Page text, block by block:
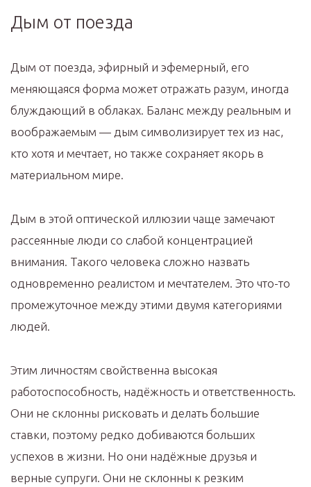
Дым от поезда
Дым от поезда, эфирный и эфемерный, его
меняющаяся форма может отражать разум, иногда
блуждающий в облаках. Баланс между реальным и
воображаемым — дым символизирует тех из нас,
кто хотя и мечтает, но также сохраняет якорь в
материальном мире.
Дым в этой оптической иллюзии чаще замечают
рассеянные люди со слабой концентрацией
внимания. Такого человека сложно назвать
одновременно реалистом и мечтателем. Это что-то
промежуточное между этими двумя категориями
людей.
Этим личностям свойственна высокая
работоспособность, надёжность и ответственность.
Они не склонны рисковать и делать большие
ставки, поэтому редко добиваются больших
успехов в жизни. Но они надёжные друзья и
верные супруги. Они не склонны к резким